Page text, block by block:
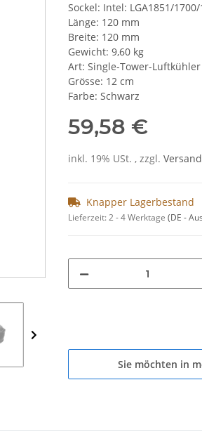
Sockel: Intel: LGA1851/
Länge: 120 mm
Breite: 120 mm
Gewicht: 9,60 kg
Art: Single-Tower-Luftkühler
Grösse: 12 cm
Farbe: Schwarz
59,58 €
inkl. 19% USt. , zzgl. Versand
Knapper Lagerbestand
Lieferzeit:2 - 4 Werktage (DE -
Sie möchten in